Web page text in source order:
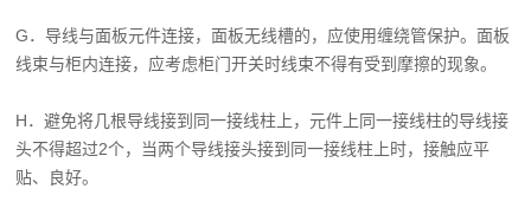
G．导线与面板元件连接，面板无线槽的，应使用缠绕管保护。面板
线束与柜内连接，应考虑柜门开关时线束不得有受到摩擦的现象。
H．避免将几根导线接到同一接线柱上，元件上同一接线柱的导线接
头不得超过2个，当两个导线接头接到同一接线柱上时，接触应平
贴、良好。